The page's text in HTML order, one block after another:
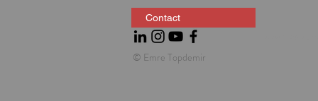
Contact
© Emre Topdemir